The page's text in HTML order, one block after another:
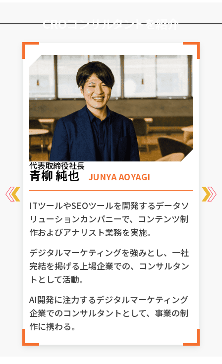
CROコンサルタントを紹介
代表取締役社長
青柳 純也 JUNYA AOYAGI
ITツールやSEOツールを開発するデータソ
リューションカンパニーで、コンテンツ制
作およびアナリスト業務を実施。
デジタルマーケティングを強みとし、一社
完結を掲げる上場企業での、コンサルタン
トとして活動。
AI開発に注力するデジタルマーケティング
企業でのコンサルタントとして、事業の制
作に携わる。